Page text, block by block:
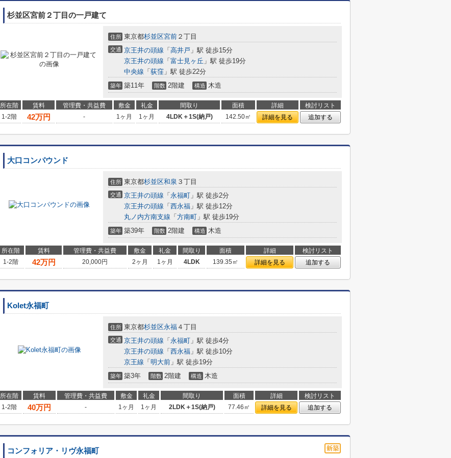
杉並区宮前２丁目の一戸建て
住所 東京都杉並区宮前 ２丁目
交通 京王井の頭線 「 高井戸 」駅 徒歩15分
京王井の頭線 「 富士見ヶ丘 」駅 徒歩19分
中央線 「 荻窪 」駅 徒歩22分
築年 築11年 階数 2階建 構造 木造
所在階 賃料 管理費・共益費 敷金 礼金 間取り 面積 詳細
検討リスト
1-2階
42万円 - 1ヶ月 1ヶ月 4LDK＋1S(納戸) 142.50㎡ 詳細を見る 追加する
大口コンパウンド
住所 東京都杉並区和泉 ３丁目
交通 京王井の頭線 「 永福町 」駅 徒歩2分
京王井の頭線 「 西永福 」駅 徒歩12分
丸ノ内方南支線 「 方南町 」駅 徒歩19分
築年 築39年 階数 2階建 構造 木造
所在階 賃料 管理費・共益費 敷金 礼金 間取り 面積 詳細
検討リスト
1-2階
42万円 20,000円 2ヶ月 1ヶ月 4LDK 139.35㎡ 詳細を見る 追加する
Kolet永福町
住所 東京都杉並区永福 ４丁目
交通 京王井の頭線 「 永福町 」駅 徒歩4分
京王井の頭線 「 西永福 」駅 徒歩10分
京王線 「 明大前 」駅 徒歩19分
築年 築3年 階数 2階建 構造 木造
所在階 賃料 管理費・共益費 敷金 礼金 間取り 面積 詳細
検討リスト
1-2階
40万円 - 1ヶ月 1ヶ月 2LDK＋1S(納戸) 77.46㎡ 詳細を見る 追加する
コンフォリア・リヴ永福町